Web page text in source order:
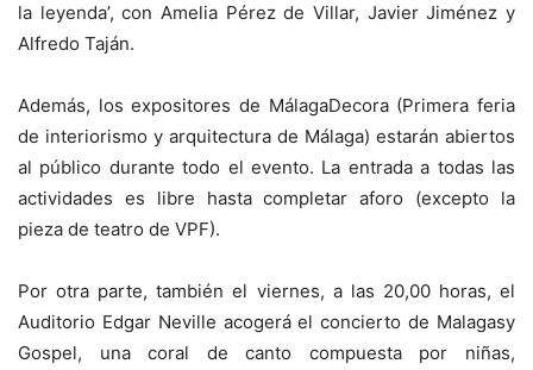
la leyenda’, con Amelia Pérez de Villar, Javier Jiménez y
Alfredo Taján.
Además, los expositores de MálagaDecora (Primera feria
de interiorismo y arquitectura de Málaga) estarán abiertos
al público durante todo el evento. La entrada a todas las
actividades es libre hasta completar aforo (excepto la
pieza de teatro de VPF).
Por otra parte, también el viernes, a las 20,00 horas, el
Auditorio Edgar Neville acogerá el concierto de Malagasy
Gospel, una coral de canto compuesta por niñas,